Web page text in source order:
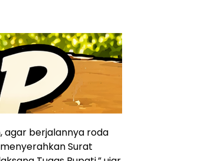
agar berjalannya roda
Surat